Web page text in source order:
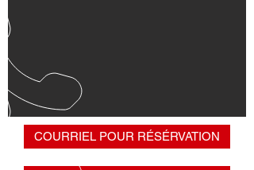
COURRIEL POUR RÉSÉRVATION